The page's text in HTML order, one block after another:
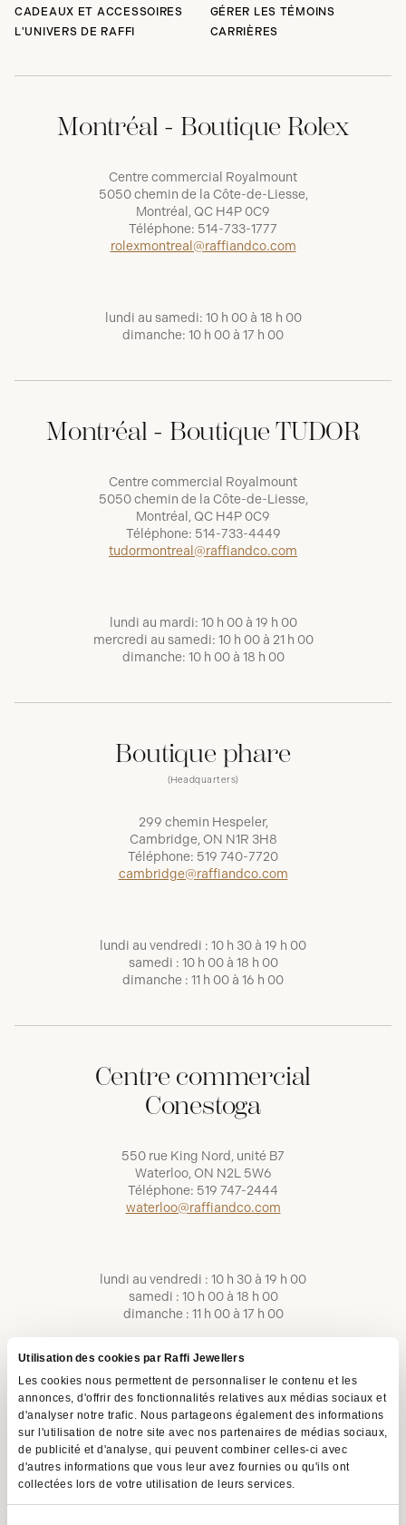
Utilisation des cookies par Raffi Jewellers
Les cookies nous permettent de personnaliser le contenu et les
annonces, d'offrir des fonctionnalités relatives aux médias sociaux et
d'analyser notre trafic. Nous partageons également des informations
sur l'utilisation de notre site avec nos partenaires de médias sociaux,
de publicité et d'analyse, qui peuvent combiner celles-ci avec
d'autres informations que vous leur avez fournies ou qu'ils ont
collectées lors de votre utilisation de leurs services.
CADEAUX ET ACCESSOIRES
L'UNIVERS DE RAFFI
GÉRER LES TÉMOINS
CARRIÈRES
Montréal - Boutique Rolex
Centre commercial Royalmount
5050 chemin de la Côte-de-Liesse,
Montréal, QC H4P 0C9
Téléphone: 514-733-1777
rolexmontreal@raffiandco.com
lundi au samedi: 10 h 00 à 18 h 00
dimanche: 10 h 00 à 17 h 00
Montréal - Boutique TUDOR
Centre commercial Royalmount
5050 chemin de la Côte-de-Liesse,
Montréal, QC H4P 0C9
Téléphone: 514-733-4449
tudormontreal@raffiandco.com
lundi au mardi: 10 h 00 à 19 h 00
mercredi au samedi: 10 h 00 à 21 h 00
dimanche: 10 h 00 à 18 h 00
Boutique phare
(Headquarters)
299 chemin Hespeler,
Cambridge, ON N1R 3H8
Téléphone: 519 740-7720
cambridge@raffiandco.com
lundi au vendredi : 10 h 30 à 19 h 00
samedi : 10 h 00 à 18 h 00
dimanche : 11 h 00 à 16 h 00
Centre commercial
Conestoga
550 rue King Nord, unité B7
Waterloo, ON N2L 5W6
Téléphone: 519 747-2444
waterloo@raffiandco.com
lundi au vendredi : 10 h 30 à 19 h 00
samedi : 10 h 00 à 18 h 00
dimanche : 11 h 00 à 17 h 00